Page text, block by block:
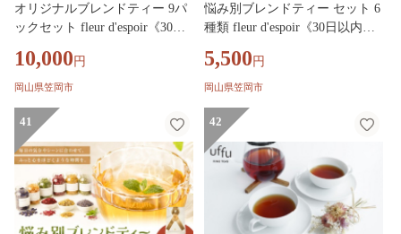
オリジナルブレンドティー 9パ
ックセット fleur d'espoir《30日
岡山県 笠岡市 ハーブ オーダー
メイド 紅茶 ティーパック エデ
10,000 円
岡山県笠岡市
悩み別ブレンドティー セット 6
種類 fleur d'espoir《30日以内に
笠岡市 ハーブ 紅茶 ティーパッ
ク エディブルフラワー
5,500 円
岡山県笠岡市
41 42